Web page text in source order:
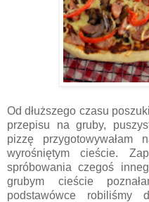
Od dłuższego czasu
przepisu na gruby,
pizzę przygotowywałam
wyrośniętym cieście.
spróbowania czegoś
grubym cieście
podstawówce robiliśmy